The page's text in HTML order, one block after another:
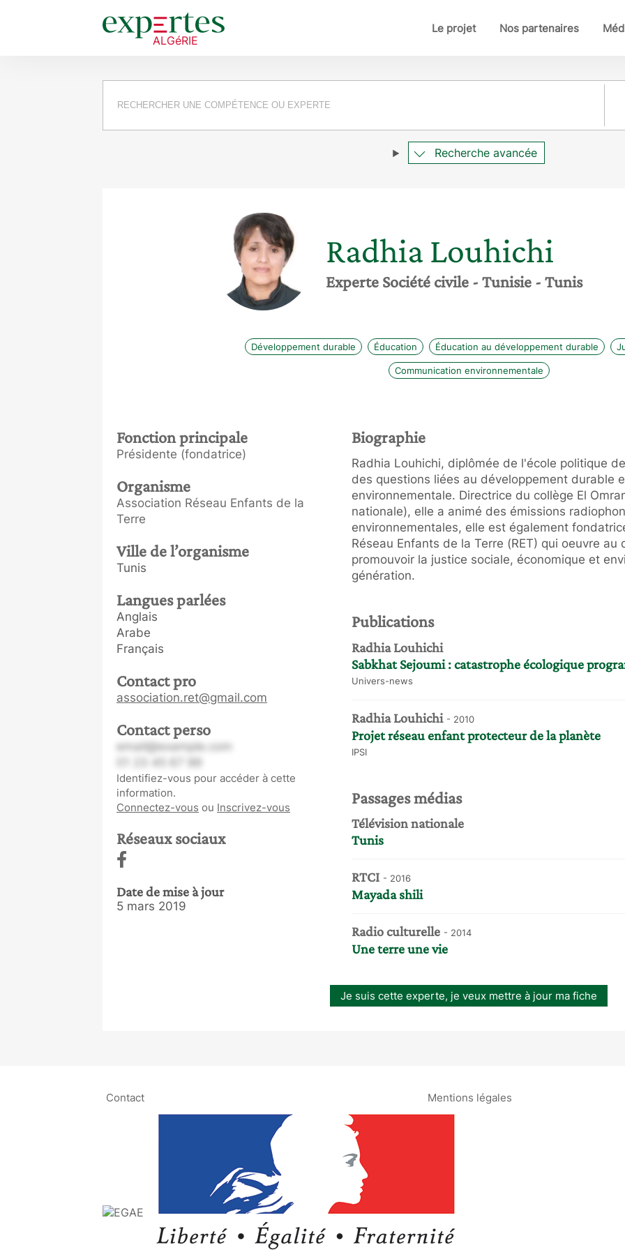
Le projet Nos partenaires
Requête
Recherche avancée
RadhiaLouhichi
Experte Société civile - Tunisie - Tunis
Développement durable Éducation Éducation au développement durable
Communication environnementale
Fonction principale
Présidente (fondatrice)
Organisme
Association Réseau Enfants de la
Terre
Ville de l’organisme
Tunis
Langues parlées
Anglais
Arabe
Français
Contact pro
association.ret@gmail.com
Contact perso
email@example.com
Identifiez-vous pour accéder à cette
information.
Connectez-vous ou Inscrivez-vous
Réseaux sociaux
Date de mise à jour
5 mars 2019
Biographie
Radhia Louhichi, diplômée de l'école politique
des questions liées au développement durable
environnementale. Directrice du collège El
nationale), elle a animé des émissions
environnementales, elle est également
Réseau Enfants de la Terre (RET) qui oeuvre
promouvoir la justice sociale, économique et
génération.
Publications
Radhia Louhichi
Sabkhat Sejoumi : catastrophe écologique
Univers-news
Radhia Louhichi - 2010
Projet réseau enfant protecteur de la planète
IPSI
Passages médias
Télévision nationale
Tunis
RTCI - 2016
Mayada shili
Radio culturelle - 2014
Une terre une vie
Je suis cette experte, je veux mettre à jour ma fiche
Contact Mentions légales